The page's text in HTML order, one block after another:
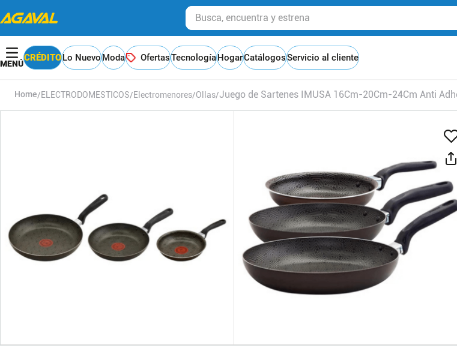
Busca, encuentra y estrena
CRÉDITOLo NuevoModa OfertasTecnologíaHogarCatálogosServicio al cliente
ELECTRODOMESTICOS Electromenores Ollas Juego de Sartenes IMUSA 16Cm-20Cm-24Cm Anti